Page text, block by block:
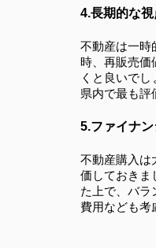
4.長期的な視
不動産は一時
時、再販売
くと良いで
県内で最も評
5.ファイナン
不動産購入は
価しておきま
た上で、バラ
費用なども考